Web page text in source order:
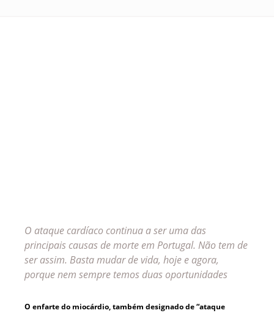
O ataque cardíaco continua a ser uma das
principais causas de morte em Portugal. Não tem de
ser assim. Basta mudar de vida, hoje e agora,
porque nem sempre temos duas oportunidades
O enfarte do miocárdio, também designado de “ataque